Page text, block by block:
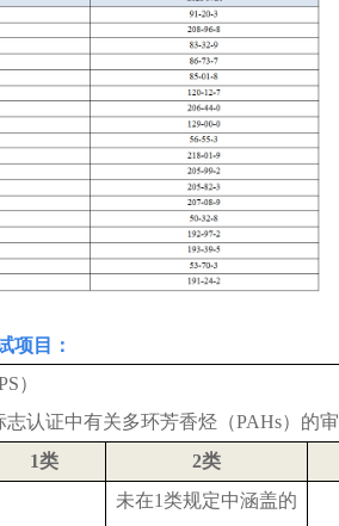
项目：
）
志认证中有关多环芳香烃（PAHs）的
1类 2类
未在1类规定中涵盖的